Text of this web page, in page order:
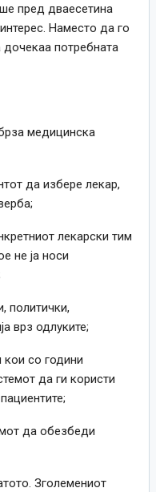
пред дваесетина
Наместо да го
дочекаа потребната
медицинска
да избере лекар,
лекарски тим
не ја носи
политички,
врз одлуките;
кои со години
да ги користи
да обезбеди
Зголемениот